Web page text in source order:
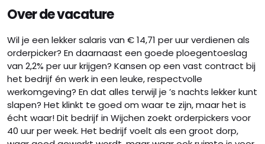
Over de vacature
Wil je een lekker salaris van € 14,71 per uur verdienen als
orderpicker? En daarnaast een goede ploegentoeslag
van 2,2% per uur krijgen? Kansen op een vast contract bij
het bedrijf én werk in een leuke, respectvolle
werkomgeving? En dat alles terwijl je ’s nachts lekker kunt
slapen? Het klinkt te goed om waar te zijn, maar het is
écht waar! Dit bedrijf in Wijchen zoekt orderpickers voor
40 uur per week. Het bedrijf voelt als een groot dorp,